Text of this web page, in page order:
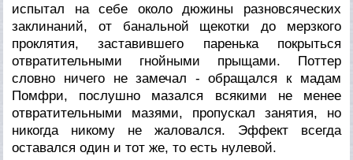
испытал на себе около дюжины разновсяческих
заклинаний, от банальной щекотки до мерзкого
проклятия, заставившего паренька покрыться
отвратительными гнойными прыщами. Поттер
словно ничего не замечал - обращался к мадам
Помфри, послушно мазался всякими не менее
отвратительными мазями, пропускал занятия, но
никогда никому не жаловался. Эффект всегда
оставался один и тот же, то есть нулевой.